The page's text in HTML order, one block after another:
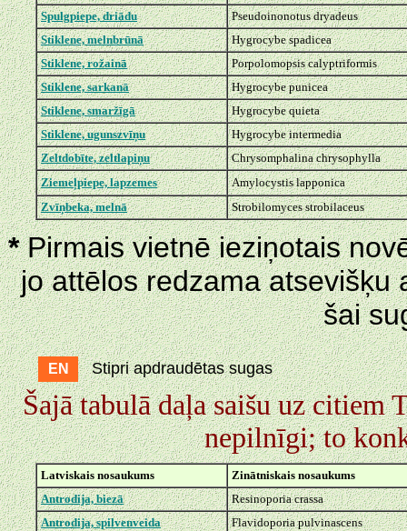
Spulgpiepe, driādu
Pseudoinonotus dryadeus
Stiklene, melnbrūnā
Hygrocybe spadicea
Stiklene, rožainā
Porpolomopsis calyptriformis
Stiklene, sarkanā
Hygrocybe punicea
Stiklene, smaržīgā
Hygrocybe quieta
Stiklene, ugunszvīņu
Hygrocybe intermedia
Zeltdobīte, zeltlapiņu
Chrysomphalina chrysophylla
Ziemeļpiepe, lapzemes
Amylocystis lapponica
Zvīņbeka, melnā
Strobilomyces strobilaceus
*Pirmais vietnē ieziņotais
jo attēlos redzama atsevišķu
šai
EN Stipri apdraudētas sugas
Šajā tabulā daļa saišu uz citiem
nepilnīgi; to
Latviskais nosaukums
Zinātniskais nosaukums
Antrodija, biezā
Resinoporia crassa
Antrodija, spilvenveida
Flavidoporia pulvinascens